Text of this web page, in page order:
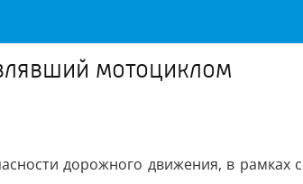
мотоциклом
дорожного движения, в